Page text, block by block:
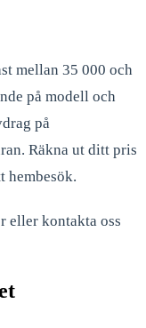
mellan 35 000 och
på modell och
på
Räkna ut ditt pris
hembesök.
eller kontakta oss